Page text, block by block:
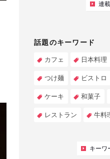
連
話題のキーワード
カフェ 日本料理
つけ麺 ビストロ
ケーキ 和菓子
レストラン 牛料
キーワ